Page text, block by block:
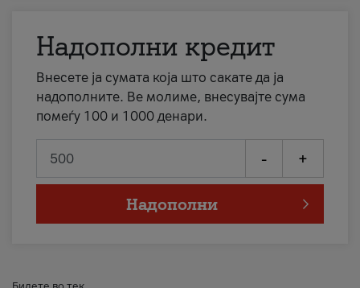
Надополни кредит
Внесете ја сумата која што сакате да ја
надополните. Ве молиме, внесувајте сума
помеѓу 100 и 1000 денари.
- +
Надополни